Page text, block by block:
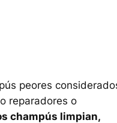
peores
reparadores o
champús limpian,